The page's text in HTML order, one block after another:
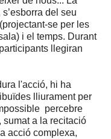
del seu
se per les
i el temps. Durant
llegiran
l'acció, hi ha
lliurament per
percebre
sumat a la recitació
acció complexa,